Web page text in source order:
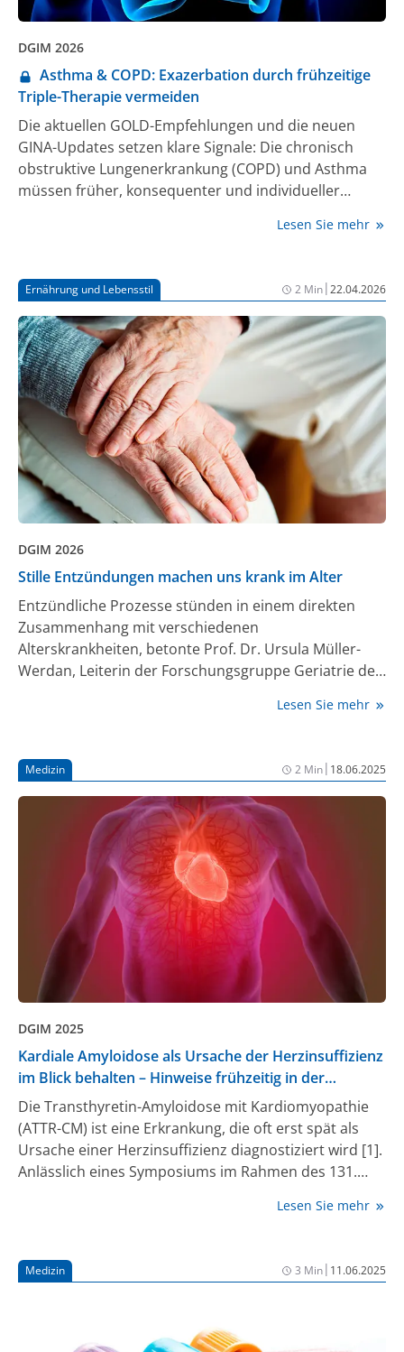
DGIM 2026
Asthma & COPD: Exazerbation durch frühzeitige
Triple-Therapie vermeiden
Die aktuellen GOLD-Empfehlungen und die neuen
GINA-Updates setzen klare Signale: Die chronisch
obstruktive Lungenerkrankung (COPD) und Asthma
müssen früher, konsequenter und individueller
Kombinationstherapien, insbesondere die Triple-
Symptomkontrolle, verhindern Exazerbationen und
stabilisieren die Erkrankung langfristig.
Lesen Sie mehr
Ernährung und Lebensstil 2 Min|22.04.2026
DGIM 2026
Stille Entzündungen machen uns krank im Alter
Entzündliche Prozesse stünden in einem direkten
Zusammenhang mit verschiedenen
Alterskrankheiten, betonte Prof. Dr. Ursula Müller-
Werdan, Leiterin der Forschungsgruppe Geriatrie der
Pressekonferenz des 132. Kongresses der Deutschen
Mit einer angepassten Ernährung könnten
Patient:innen hier gegensteuern.
Lesen Sie mehr
Medizin 2 Min| 18.06.2025
DGIM 2025
Kardiale Amyloidose als Ursache der Herzinsuffizienz
im Blick behalten – Hinweise frühzeitig in der
Hausarztpraxis erkennen
Die Transthyretin-Amyloidose mit Kardiomyopathie
(ATTR-CM) ist eine Erkrankung, die oft erst spät als
Ursache einer Herzinsuffizienz diagnostiziert wird [1].
Anlässlich eines Symposiums im Rahmen des 131.
Medizin (DGIM) erörterten Experten, welche Hinweise
ATTR-CM erregen sollten und wie die Praxissoftware
bei der Diagnose helfen kann.
Lesen Sie mehr
Medizin 3 Min| 11.06.2025